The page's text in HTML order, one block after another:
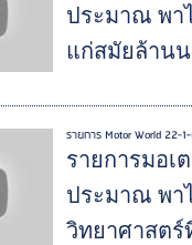
ประมาณ พา
แก่สมัยล้าน
รายการ Motor World 22-
รายการมอเ
ประมาณ พา
วิทยาศาสตร์